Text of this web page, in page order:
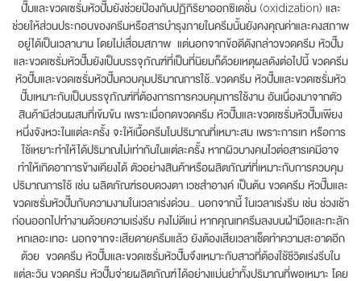
ปั๊มและขวดเซรั่มหัวปั๊มยังช่วยป้องกันปฏิกิริยาออกซิเดชั่น (oxidization) และ
ช่วยให้ส่วนประกอบของครีมหรือสารบำรุงภายในครีมนั้นยังคงคุณค่าและคงสภาพ
อยู่ได้เป็นเวลานาน โดยไม่เสื่อมสภาพ แต่นอกจากข้อดีดังกล่าวขวดครีม หัวปั๊ม
และขวดเซรั่มหัวปั๊มยังเป็นบรรจุภัณฑ์ที่เป็นที่นิยมก็ด้วยเหตุผลดังต่อไปนี้ ขวดครีม
หัวปั๊มและขวดเซรั่มหัวปั๊มควบคุมปริมาณการใช้…ขวดครีม หัวปั๊มและขวดเซรั่มหัว
ปั๊มเหมาะกับเป็นบรรจุภัณฑ์ที่ต้องการการควบคุมการใช้งาน อันเนื่องมาจากตัว
สินค้ามีส่วนผสมที่เข้มข้น เพราะเมื่อกดขวดครีม หัวปั๊มและขวดเซรั่มหัวปั๊มเพียง
หนึ่งจังหวะในแต่ละครั้ง จะให้เนื้อครีมในปริมาณที่เหมาะสม เพราะการเท หรือการ
ใช้เหยาะทำให้ได้ปริมาณไม่เท่ากันในแต่ละครั้ง หากผิวบางคนไวต่อสารเคมีอาจ
ทำให้เกิดอาการข้างเคียงได้ ตัวอย่างสินค้าหรือผลิตภัณฑ์ที่เหมาะกับการควบคุม
ปริมาณการใช้ เช่น ผลิตภัณฑ์รอบดวงตา เวชสำอางค์ เป็นต้น ขวดครีม หัวปั๊มและ
ขวดเซรั่มหัวปั๊มกับความงามในเวลาเร่งด่วน… นอกจากนี้ ในเวลาเร่งรีบ เช่น ช่วงเช้า
ก่อนออกไปทำงานด้วยความเร่งรีบ คงไม่ดีแน่ หากคุณเทครีมลงบนฝ่ามือและทะลัก
หกเลอะเทอะ นอกจากจะเสียดายครีมแล้ว ยังต้องเสียเวลาเช็ดทำความสะอาดอีก
ต้วย ขวดครีม หัวปั๊มและขวดเซรั่มหัวปั๊มจึงเหมาะกับสาวที่ต้องใช้ชีวิตเร่งรีบใน
แต่ละวัน ขวดครีม หัวปั๊มจ่ายผลิตภัณฑ์ได้อย่างแม่นยำทั้งปริมาณที่พอเหมาะ โดย